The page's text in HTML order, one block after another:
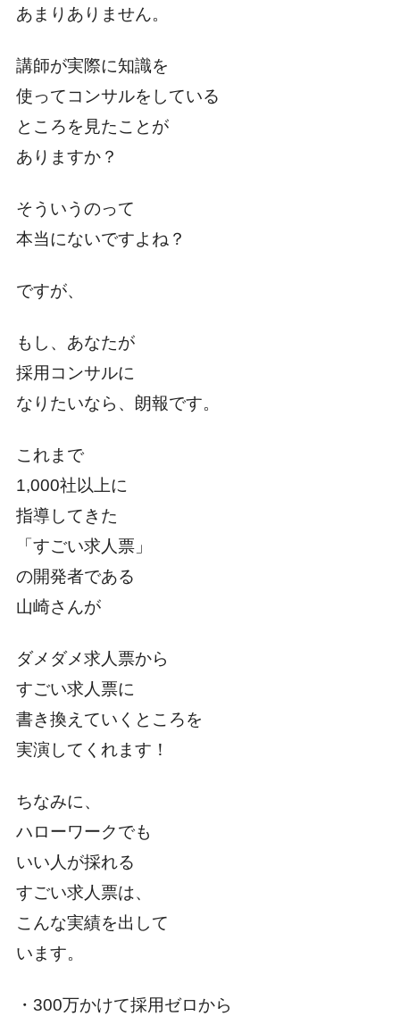
あまりありません。
講師が実際に知識を
使ってコンサルをしている
ところを見たことが
ありますか？
そういうのって
本当にないですよね？
ですが、
もし、あなたが
採用コンサルに
なりたいなら、朗報です。
これまで
1,000社以上に
指導してきた
「すごい求人票」
の開発者である
山崎さんが
ダメダメ求人票から
すごい求人票に
書き換えていくところを
実演してくれます！
ちなみに、
ハローワークでも
いい人が採れる
すごい求人票は、
こんな実績を出して
います。
・300万かけて採用ゼロから